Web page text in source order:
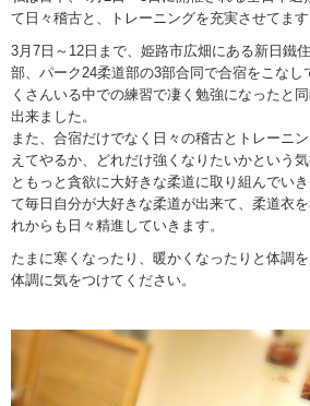
て日々稽古と、トレーニングを充実させてます
3月7日～12日まで、姫路市広畑にある新日鐵
部、パーク24柔道部の3部合同で合宿をこなし
くさんいる中での練習で凄く勉強になったと
出来ました。
また、合宿だけでなく日々の稽古とトレーニ
えてやるか、どれだけ強くなりたいかという
ともっと貪欲に大好きな柔道に取り組んでい
て毎日自分が大好きな柔道が出来て、柔道衣
れからも日々精進していきます。
たまに寒くなったり、暖かくなったりと体調
体調に気をつけてください。